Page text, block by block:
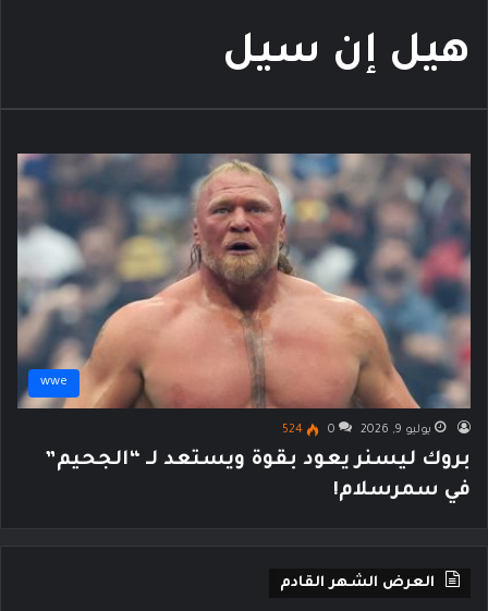
هيل إن سيل
wwe
يوليو 9, 2026 0
524
بروك ليسنر يعود بقوة ويستعد لـ “الجحيم”
في سمرسلام!
العرض الشهر القادم